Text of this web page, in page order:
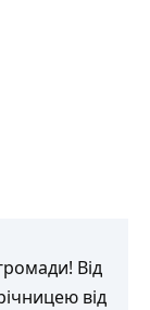
Від
від